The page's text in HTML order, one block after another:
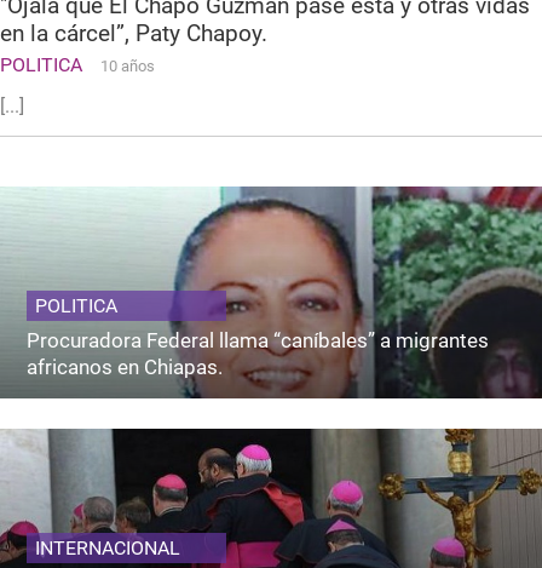
en la cárcel”, Paty Chapoy.
POLITICA 10 años
[...]
POLITICA
Procuradora Federal llama “caníbales” a migrantes
africanos en Chiapas.
INTERNACIONAL